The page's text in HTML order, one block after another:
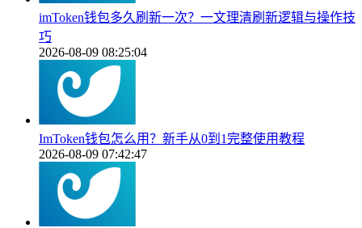
imToken钱包多久刷新一次？一文理清刷新逻辑与操作技
巧
2026-08-09 08:25:04
ImToken钱包怎么用？新手从0到1完整使用教程
2026-08-09 07:42:47